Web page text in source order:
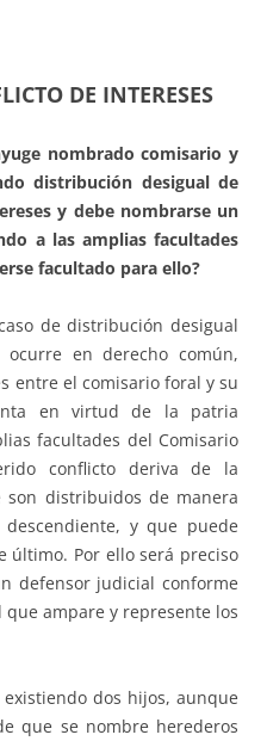
DE INTERESES
nombrado comisario y
distribución desigual de
y debe nombrarse un
a las amplias facultades
facultado para ello?
de distribución desigual
en derecho común,
entre el comisario foral y su
en virtud de la patria
facultades del Comisario
conflicto deriva de la
distribuidos de manera
y que puede
último. Por ello será preciso
defensor judicial conforme
ampare y represente los
dos hijos, aunque
que se nombre herederos